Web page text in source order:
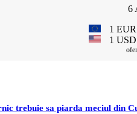
6
1
1
trebuie sa piarda meciul din